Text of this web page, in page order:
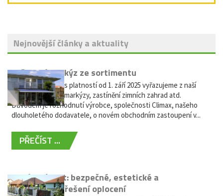
Nejnovější články a aktuality
Vyřazení markýz ze sortimentu
Vážení zákazníci, s platností od 1. září 2025 vyřazujeme z naší
nabídky výsuvné markýzy, zastínění zimních zahrad atd.
Důvodem je rozhodnutí výrobce, společnosti Climax, našeho
dlouholetého dodavatele, o novém obchodním zastoupení v...
PŘEČÍST ...
Hliníkový plot: bezpečné, estetické a
bezúdržbové řešení oplocení